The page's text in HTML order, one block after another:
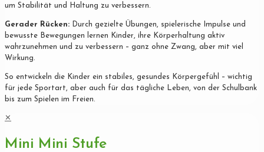
um Stabilität und Haltung zu verbessern.
Gerader Rücken: Durch gezielte Übungen, spielerische Impulse und
bewusste Bewegungen lernen Kinder, ihre Körperhaltung aktiv
wahrzunehmen und zu verbessern – ganz ohne Zwang, aber mit viel
Wirkung.
So entwickeln die Kinder ein stabiles, gesundes Körpergefühl – wichtig
für jede Sportart, aber auch für das tägliche Leben, von der Schulbank
bis zum Spielen im Freien.
✕
Mini Mini Stufe